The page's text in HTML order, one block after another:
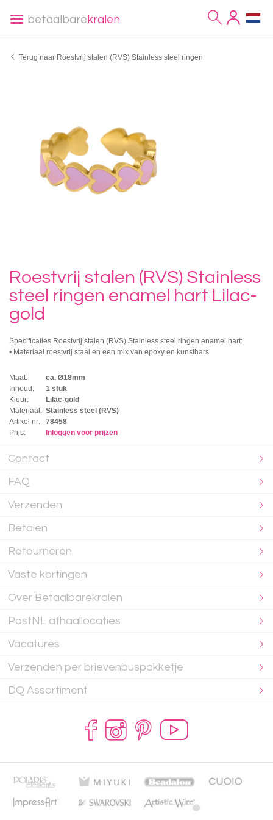
betaalbare kralen
Terug naar Roestvrij stalen (RVS) Stainless steel ringen
Roestvrij stalen (RVS) Stainless
steel ringen enamel hart Lilac-
gold
Specificaties Roestvrij stalen (RVS) Stainless steel ringen enamel hart:
• Materiaal roestvrij staal en een mix van epoxy en kunsthars
Maat:
ca. Ø18mm
Inhoud:
1 stuk
Kleur:
Lilac-gold
Materiaal: Stainless steel (RVS)
Artikel nr:
78458
Prijs:
Inloggen voor prijzen
Contact
FAQ
Verzenden
Betalen
Retourneren
Vaste kortingen
Over Betaalbarekralen
PostNL afhaallocaties
Vacatures
Verzenden per brievenbuspakketje
DQ Assortiment